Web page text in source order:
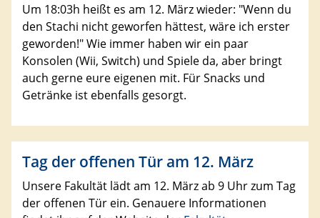
Um 18:03h heißt es am 12. März wieder: "Wenn du
den Stachi nicht geworfen hättest, wäre ich erster
geworden!" Wie immer haben wir ein paar
Konsolen (Wii, Switch) und Spiele da, aber bringt
auch gerne eure eigenen mit. Für Snacks und
Getränke ist ebenfalls gesorgt.
Tag der offenen Tür am 12. März
Unsere Fakultät lädt am 12. März ab 9 Uhr zum Tag
der offenen Tür ein. Genauere Informationen